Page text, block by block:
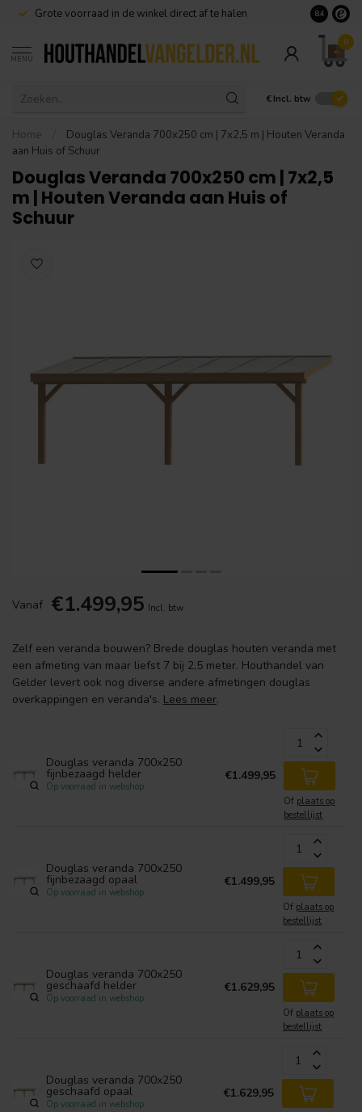
Grote voorraad in de winkel direct af te halen 8.4
MENU
0
€ Incl. btw
Home
Douglas Veranda 700x250 cm | 7x2,5 m | Houten Veranda
aan Huis of Schuur
Douglas Veranda 700x250 cm | 7x2,5
m | Houten Veranda aan Huis of
Schuur
Vanaf €1.499,95 Incl. btw
Zelf een veranda bouwen? Brede douglas houten veranda met
een afmeting van maar liefst 7 bij 2,5 meter. Houthandel van
Gelder levert ook nog diverse andere afmetingen douglas
overkappingen en veranda's. Lees meer.
Douglas veranda 700x250
fijnbezaagd helder
Op voorraad in webshop
€1.499,95
Of plaats op
bestellijst
Douglas veranda 700x250
fijnbezaagd opaal
Op voorraad in webshop
€1.499,95
Of plaats op
bestellijst
Douglas veranda 700x250
geschaafd helder
Op voorraad in webshop
€1.629,95
Of plaats op
bestellijst
Douglas veranda 700x250
geschaafd opaal
Op voorraad in webshop
€1.629,95